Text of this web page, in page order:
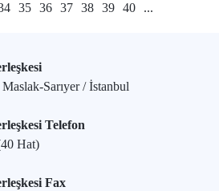
35 36 37 38 39 40 ...
Sarıyer / İstanbul
Telefon
Hat)
Fax